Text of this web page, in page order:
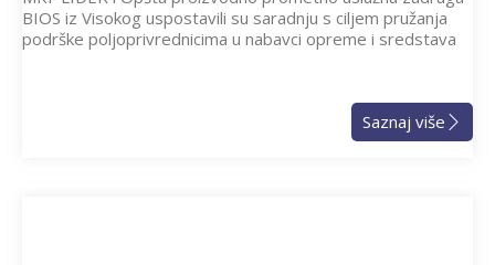
BIOS iz Visokog uspostavili su saradnju s ciljem pružanja
podrške poljoprivrednicima u nabavci opreme i sredstava
Saznaj više